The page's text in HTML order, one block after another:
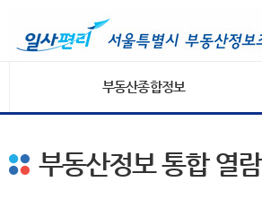
부동산종합정보
부동산정보 통합 열람